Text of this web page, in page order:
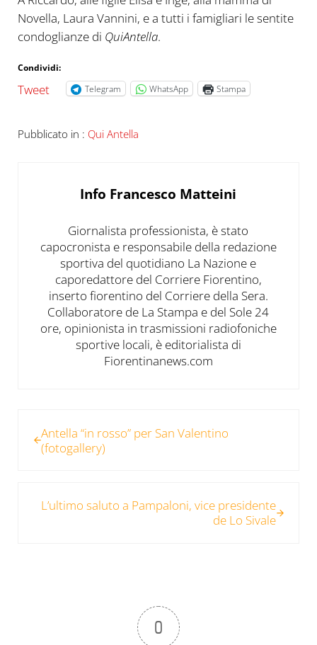
Novella, Laura Vannini, e a tutti i famigliari le sentite
condoglianze di QuiAntella.
Condividi:
Tweet Telegram WhatsApp Stampa
Pubblicato in : Qui Antella
Info Francesco Matteini
Giornalista professionista, è stato
capocronista e responsabile della redazione
sportiva del quotidiano La Nazione e
caporedattore del Corriere Fiorentino,
inserto fiorentino del Corriere della Sera.
Collaboratore de La Stampa e del Sole 24
ore, opinionista in trasmissioni radiofoniche
sportive locali, è editorialista di
Fiorentinanews.com
Antella “in rosso” per San Valentino
(fotogallery)
L’ultimo saluto a Pampaloni, vice presidente
de Lo Sivale
0